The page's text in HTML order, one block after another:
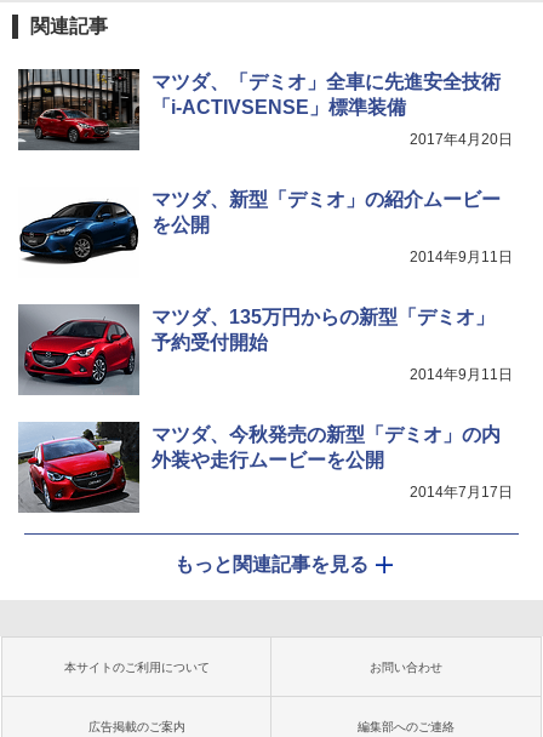
関連記事
マツダ、「デミオ」全車に先進安全技術
「i-ACTIVSENSE」標準装備
2017年4月20日
マツダ、新型「デミオ」の紹介ムービー
を公開
2014年9月11日
マツダ、135万円からの新型「デミオ」
予約受付開始
2014年9月11日
マツダ、今秋発売の新型「デミオ」の内
外装や走行ムービーを公開
2014年7月17日
もっと関連記事を見る
本サイトのご利用について お問い合わせ
広告掲載のご案内 編集部へのご連絡